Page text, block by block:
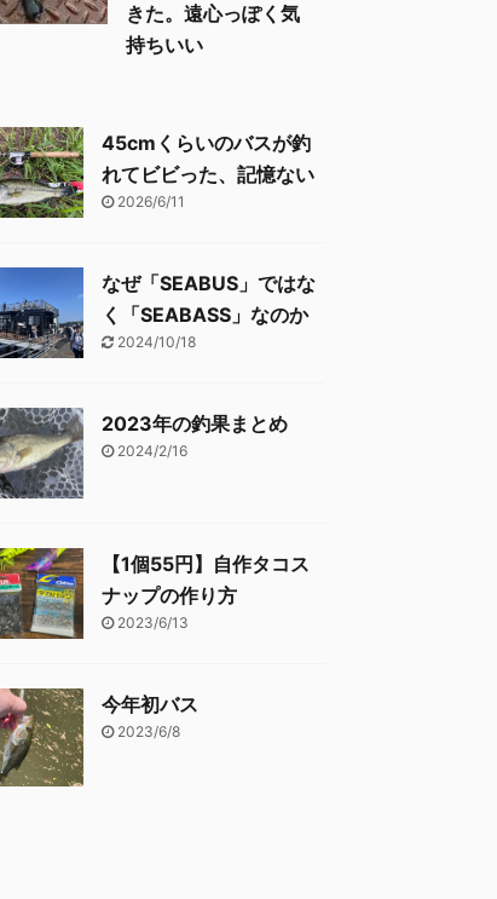
きた。遠心っぽく気
持ちいい
45cmくらいのバスが釣
れてビビった、記憶ない
2026/6/11
なぜ「SEABUS」ではな
く「SEABASS」なのか
2024/10/18
2023年の釣果まとめ
2024/2/16
【1個55円】自作タコス
ナップの作り方
2023/6/13
今年初バス
2023/6/8